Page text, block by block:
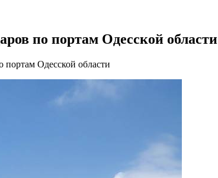
по портам Одесской области
портам Одесской области